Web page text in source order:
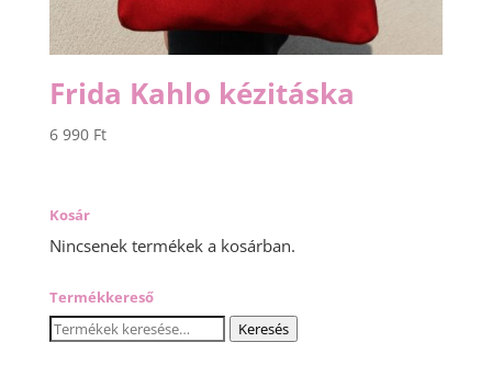
Frida Kahlo kézitáska
6 990 Ft
Kosár
Nincsenek termékek a kosárban.
Termékkereső
Keresés
Keresés